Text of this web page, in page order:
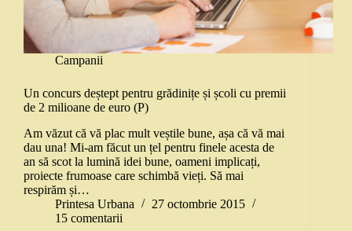
Campanii
Un concurs deștept pentru grădinițe și școli cu premii
de 2 milioane de euro (P)
Am văzut că vă plac mult veștile bune, așa că vă mai
dau una! Mi-am făcut un țel pentru finele acesta de
an să scot la lumină idei bune, oameni implicați,
proiecte frumoase care schimbă vieți. Să mai
respirăm și…
Printesa Urbana
27 octombrie 2015
15 comentarii